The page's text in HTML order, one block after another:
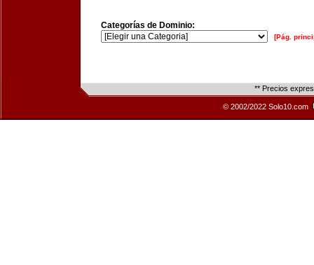
Categorías de Dominio:
[Pág.
** Precios
© 2002/2022 Solo10.com